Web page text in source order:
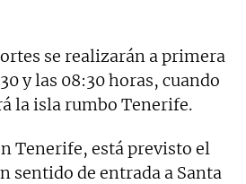
se realizarán a primera
y las 08:30 horas, cuando
la isla rumbo Tenerife.
Tenerife, está previsto el
sentido de entrada a Santa